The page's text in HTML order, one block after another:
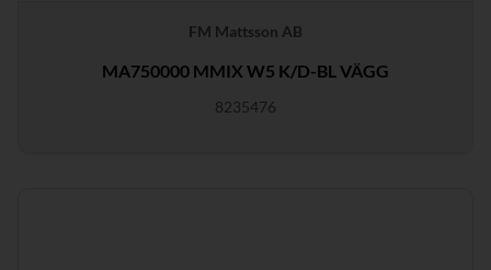
FM Mattsson AB
MA750000 MMIX W5 K/D-BL VÄGG
8235476